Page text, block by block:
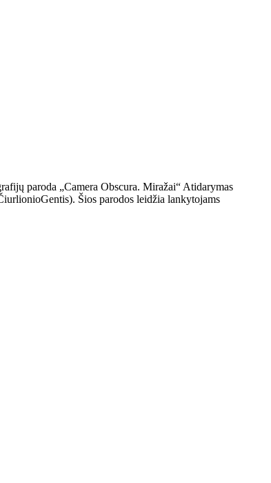
paroda „Camera Obscura. Miražai“ Atidarymas
Šios parodos leidžia lankytojams